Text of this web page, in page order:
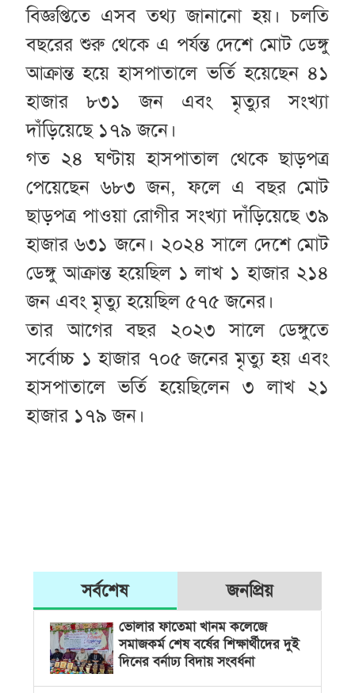
বিজ্ঞপ্তিতে এসব তথ্য জানানো হয়। চলতি
বছরের শুরু থেকে এ পর্যন্ত দেশে মোট ডেঙ্গু
আক্রান্ত হয়ে হাসপাতালে ভর্তি হয়েছেন ৪১
হাজার ৮৩১ জন এবং মৃত্যুর সংখ্যা
দাঁড়িয়েছে ১৭৯ জনে।
গত ২৪ ঘণ্টায় হাসপাতাল থেকে ছাড়পত্র
পেয়েছেন ৬৮৩ জন, ফলে এ বছর মোট
ছাড়পত্র পাওয়া রোগীর সংখ্যা দাঁড়িয়েছে ৩৯
হাজার ৬৩১ জনে। ২০২৪ সালে দেশে মোট
ডেঙ্গু আক্রান্ত হয়েছিল ১ লাখ ১ হাজার ২১৪
জন এবং মৃত্যু হয়েছিল ৫৭৫ জনের।
তার আগের বছর ২০২৩ সালে ডেঙ্গুতে
সর্বোচ্চ ১ হাজার ৭০৫ জনের মৃত্যু হয় এবং
হাসপাতালে ভর্তি হয়েছিলেন ৩ লাখ ২১
হাজার ১৭৯ জন।
সর্বশেষ জনপ্রিয়
ভোলার ফাতেমা খানম কলেজে
সমাজকর্ম শেষ বর্ষের শিক্ষার্থীদের দুই
দিনের বর্নাঢ্য বিদায় সংবর্ধনা